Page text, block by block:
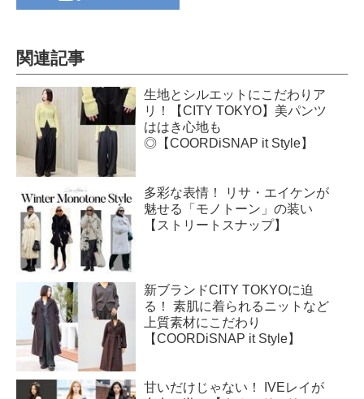
関連記事
生地とシルエットにこだわりア
リ！【CITY TOKYO】美パンツ
ははき心地も
◎【COORDiSNAP it Style】
多彩な表情！ リサ・エイケンが
魅せる「モノトーン」の装い
【ストリートスナップ】
新ブランドCITY TOKYOに迫
る！ 素肌に着られるニットなど
上質素材にこだわり
【COORDiSNAP it Style】
甘いだけじゃない！ IVEレイが